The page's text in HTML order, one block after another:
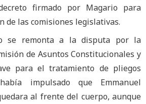
firmado por Magario para
de las comisiones legislativas.
se remonta a la disputa por la
de Asuntos Constitucionales y
para el tratamiento de pliegos
impulsado que Emmanuel
al frente del cuerpo, aunque